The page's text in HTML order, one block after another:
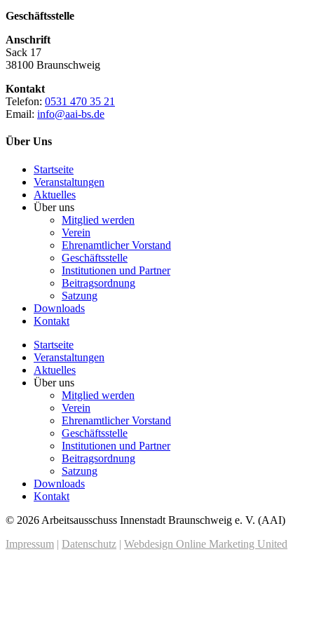
Geschäftsstelle
Anschrift
Sack 17
38100 Braunschweig
Kontakt
Telefon: 0531 470 35 21
Email: info@aai-bs.de
Über Uns
Startseite
Veranstaltungen
Aktuelles
Über uns
Mitglied werden
Verein
Ehrenamtlicher Vorstand
Geschäftsstelle
Institutionen und Partner
Beitragsordnung
Satzung
Downloads
Kontakt
Startseite
Veranstaltungen
Aktuelles
Über uns
Mitglied werden
Verein
Ehrenamtlicher Vorstand
Geschäftsstelle
Institutionen und Partner
Beitragsordnung
Satzung
Downloads
Kontakt
© 2026 Arbeitsausschuss Innenstadt Braunschweig e. V. (AAI)
Impressum | Datenschutz | Webdesign Online Marketing United